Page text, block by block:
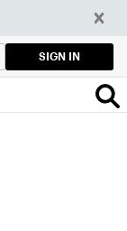
SIGN IN